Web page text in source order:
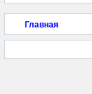
Главная